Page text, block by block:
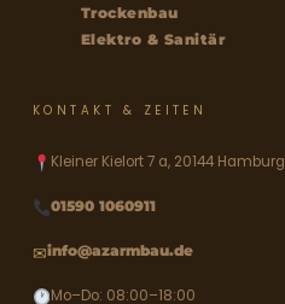
Trockenbau
Elektro & Sanitär
KONTAKT & ZEITEN
Kleiner Kielort 7 a, 20144 Hamburg
01590 1060911
✉info@azarmbau.de
Mo–Do: 08:00–18:00